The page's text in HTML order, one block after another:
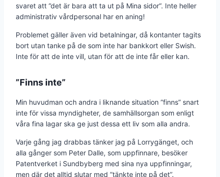
svaret att ”det är bara att ta ut på Mina sidor”. Inte heller
administrativ vårdpersonal har en aning!
Problemet gäller även vid betalningar, då kontanter tagits
bort utan tanke på de som inte har bankkort eller Swish.
Inte för att de inte vill, utan för att de inte får eller kan.
”Finns inte”
Min huvudman och andra i liknande situation ”finns” snart
inte för vissa myndigheter, de samhällsorgan som enligt
våra fina lagar ska ge just dessa ett liv som alla andra.
Varje gång jag drabbas tänker jag på Lorrygänget, och
alla gånger som Peter Dalle, som uppfinnare, besöker
Patentverket i Sundbyberg med sina nya uppfinningar,
men där det alltid slutar med ”tänkte inte på det”.